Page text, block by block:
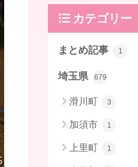
カテゴリー
まとめ記事 1
埼玉県 679
滑川町 3
加須市 1
上里町 1